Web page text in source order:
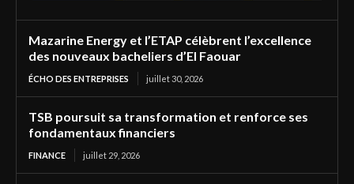
Mazarine Energy et l’ETAP célèbrent l’excellence
des nouveaux bacheliers d’El Faouar
ÉCHO DES ENTREPRISES juillet 30, 2026
TSB poursuit sa transformation et renforce ses
fondamentaux financiers
FINANCE juillet 29, 2026